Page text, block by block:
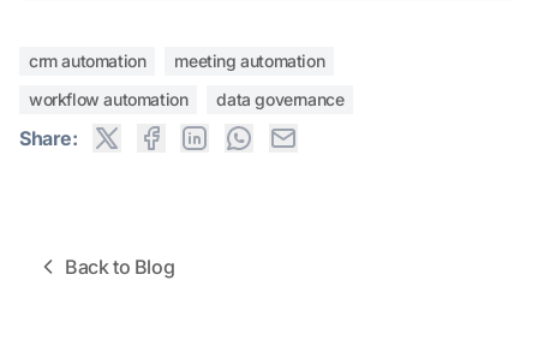
crm automation
meeting automation
workflow automation
data governance
Share:
Back to Blog